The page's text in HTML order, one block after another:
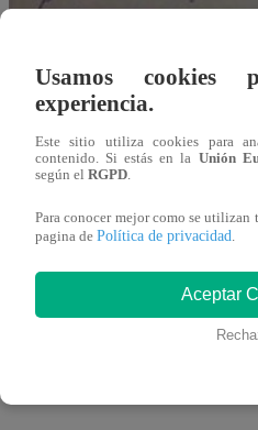
Redacción Latina
24 de septiembre 2018
Un joven argentino de 21
Córdoba para ver si había
Usamos
experiencia.
Este sitio utiliza cookies para
contenido. Si estás en la Unión
según el RGPD
Para conocer mejor como se utilizan
pagina de Política de privacidad
Aceptar